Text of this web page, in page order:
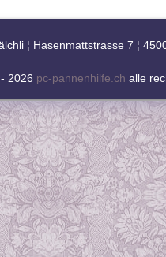
¦ Hasenmattstrasse 7 ¦
2026 pc-pannenhilfe.ch alle